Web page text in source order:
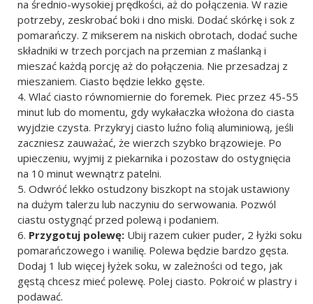
na średnio-wysokiej prędkości, aż do połączenia. W razie
potrzeby, zeskrobać boki i dno miski. Dodać skórkę i sok z
pomarańczy. Z mikserem na niskich obrotach, dodać suche
składniki w trzech porcjach na przemian z maślanką i
mieszać każdą porcję aż do połączenia. Nie przesadzaj z
mieszaniem. Ciasto będzie lekko gęste.
Wlać ciasto równomiernie do foremek. Piec przez 45-55
minut lub do momentu, gdy wykałaczka włożona do ciasta
wyjdzie czysta. Przykryj ciasto luźno folią aluminiową, jeśli
zaczniesz zauważać, że wierzch szybko brązowieje. Po
upieczeniu, wyjmij z piekarnika i pozostaw do ostygnięcia
na 10 minut wewnątrz patelni.
Odwróć lekko ostudzony biszkopt na stojak ustawiony
na dużym talerzu lub naczyniu do serwowania. Pozwól
ciastu ostygnąć przed polewą i podaniem.
Przygotuj polewę: Ubij razem cukier puder, 2 łyżki soku
pomarańczowego i wanilię. Polewa będzie bardzo gęsta.
Dodaj 1 lub więcej łyżek soku, w zależności od tego, jak
gęstą chcesz mieć polewę. Polej ciasto. Pokroić w plastry i
podawać.